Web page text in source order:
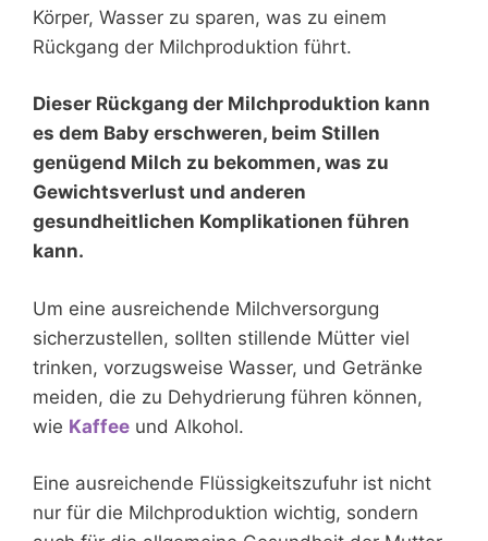
Körper, Wasser zu sparen, was zu einem
Rückgang der Milchproduktion führt.
Dieser Rückgang der Milchproduktion kann
es dem Baby erschweren, beim Stillen
genügend Milch zu bekommen, was zu
Gewichtsverlust und anderen
gesundheitlichen Komplikationen führen
kann.
Um eine ausreichende Milchversorgung
sicherzustellen, sollten stillende Mütter viel
trinken, vorzugsweise Wasser, und Getränke
meiden, die zu Dehydrierung führen können,
wie Kaffee und Alkohol.
Eine ausreichende Flüssigkeitszufuhr ist nicht
nur für die Milchproduktion wichtig, sondern